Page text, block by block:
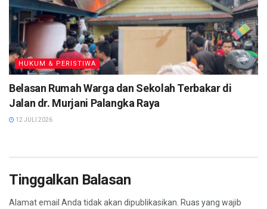
HUKUM & PERISTIWA
Belasan Rumah Warga dan Sekolah Terbakar di
Jalan dr. Murjani Palangka Raya
12 JULI 2026
Tinggalkan Balasan
Alamat email Anda tidak akan dipublikasikan. Ruas yang wajib